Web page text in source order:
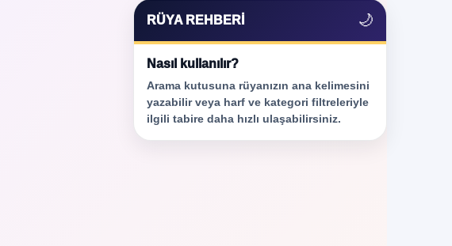
RÜYA REHBERI 🌙
Nasıl kullanılır?
Arama kutusuna rüyanızın ana kelimesini
yazabilir veya harf ve kategori filtreleriyle
ilgili tabire daha hızlı ulaşabilirsiniz.